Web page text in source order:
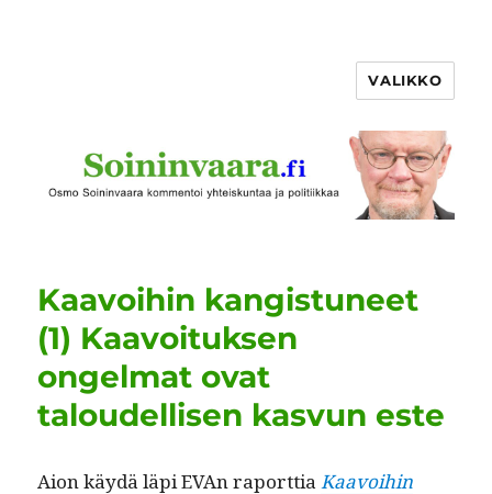
VALIKKO
Kaavoihin kangistuneet
(1) Kaavoituksen
ongelmat ovat
taloudellisen kasvun este
Aion käy­dä läpi EVAn raport­tiaKaavoihin